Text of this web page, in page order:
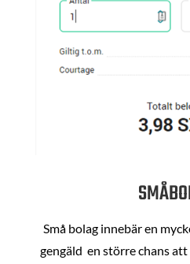
Små bolag innebär en
gengäld en större chans att